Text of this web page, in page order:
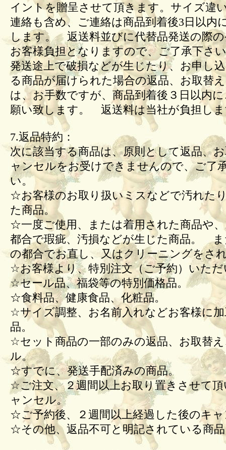
イントを贈呈させて頂きます。サイズ違
連絡も含め、ご連絡は商品到着後3日以内
します。 返送料並びに代替品発送の際の
お客様負担となりますので、ご了承下さ
発送途上で破損などが生じたり、お申し
る商品が届けられた場合の返品、お取替
は、お手数ですが、商品到着後３日以内
願い致します。 返送料は当社が負担し
7.返品特約：
次に該当する商品は、原則として返品、
ャンセルをお受けできませんので、ご了
い。
☆お客様のお取り扱いミスなどで汚れた
た商品。
☆一度ご使用、または着用された商品や
都合で瑕疵、汚損などが生じた商品。
の都合でお直し、又はクリーニングをさ
☆お客様より、特別注文（ご予約）いた
☆セール品、福袋等の特別価格品。
☆食料品、健康食品、化粧品。
☆サイズ調整、お名前入れなどお客様に
品。
☆セット商品の一部のみの返品、お取替
ル。
☆すでに、発送手配済みの商品。
☆ご注文、２週間以上お取り置きさせて
ャンセル。
☆ご予約後、２週間以上経過した後のキ
☆その他、返品不可と明記されている商